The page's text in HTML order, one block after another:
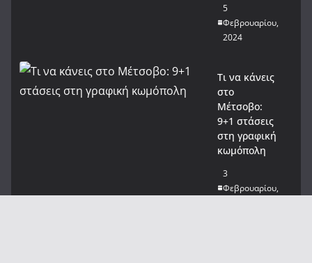
5
Φεβρουαρίου,
2024
Τι να κάνεις
στο
Μέτσοβο:
9+1 στάσεις
στη γραφική
κωμόπολη
3
Φεβρουαρίου,